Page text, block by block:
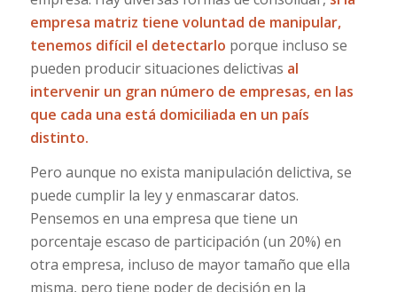
empresa matriz tiene voluntad de manipular,
tenemos difícil el detectarlo porque incluso se
pueden producir situaciones delictivas al
intervenir un gran número de empresas, en las
que cada una está domiciliada en un país
distinto.
Pero aunque no exista manipulación delictiva, se
puede cumplir la ley y enmascarar datos.
Pensemos en una empresa que tiene un
porcentaje escaso de participación (un 20%) en
otra empresa, incluso de mayor tamaño que ella
misma, pero tiene poder de decisión en la